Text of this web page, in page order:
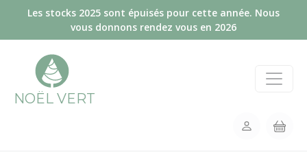
Panneau de gestion des cookies
Les stocks 2025 sont épuisés pour cette année. Nous
vous donnons rendez vous en 2026
NOËL VERT